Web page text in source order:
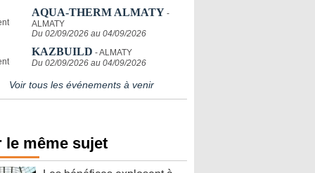
AQUA-THERM ALMATY -
ALMATY
Du 02/09/2026 au 04/09/2026
KAZBUILD - ALMATY
Du 02/09/2026 au 04/09/2026
Voir tous les événements à venir
le même sujet